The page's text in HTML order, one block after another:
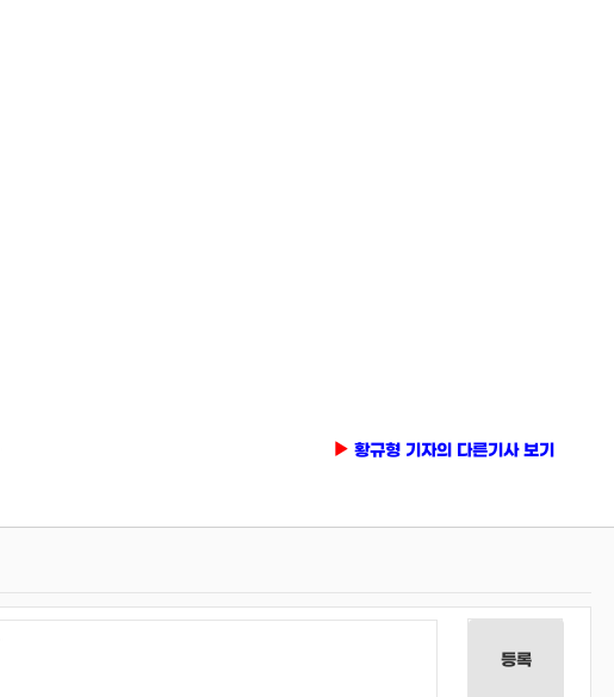
황규형 기자의 다른기사 보기
등록